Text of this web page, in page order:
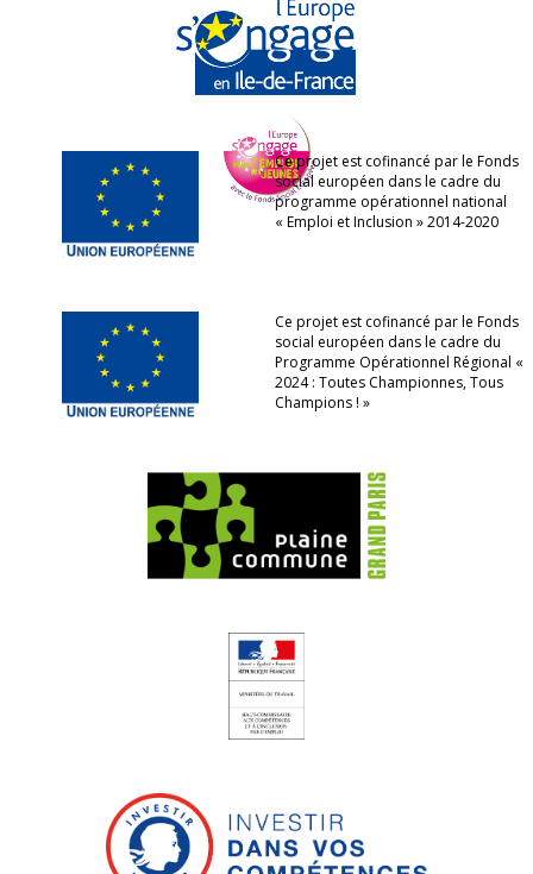
Ce projet est cofinancé par le Fonds
social européen dans le cadre du
programme opérationnel national
« Emploi et Inclusion » 2014-2020
Ce projet est cofinancé par le Fonds
social européen dans le cadre du
Programme Opérationnel Régional «
2024 : Toutes Championnes, Tous
Champions ! »